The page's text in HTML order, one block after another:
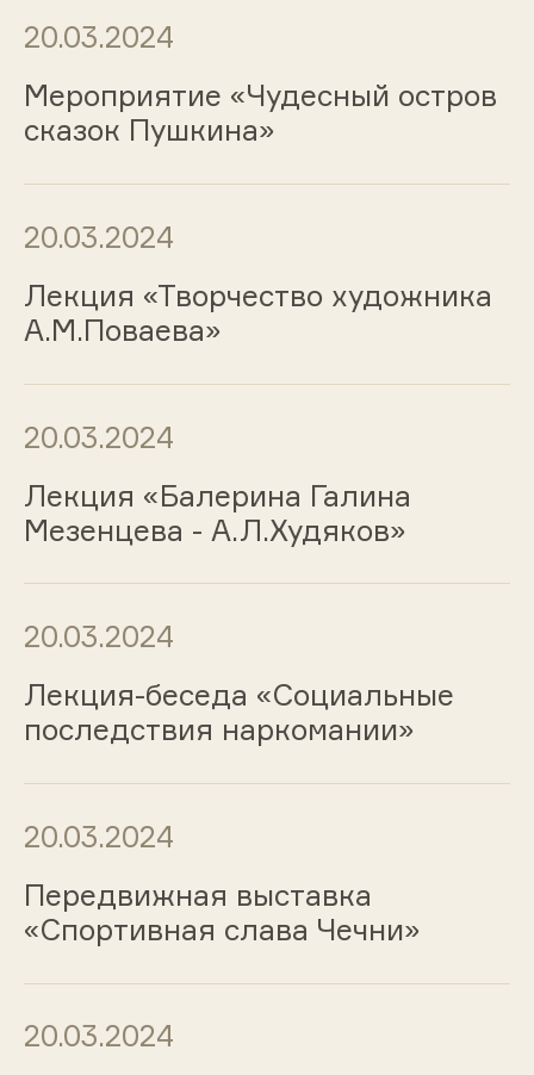
20.03.2024
Мероприятие «Чудесный остров
сказок Пушкина»
20.03.2024
Лекция «Творчество художника
А.М.Поваева»
20.03.2024
Лекция «Балерина Галина
Мезенцева - А.Л.Худяков»
20.03.2024
Лекция-беседа «Социальные
последствия наркомании»
20.03.2024
Передвижная выставка
«Спортивная слава Чечни»
20.03.2024